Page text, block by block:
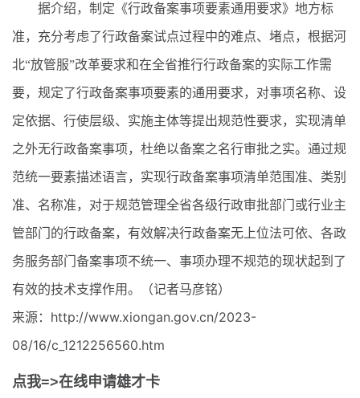
据介绍，制定《行政备案事项要素通用要求》地方标
准，充分考虑了行政备案试点过程中的难点、堵点，根据河
北“放管服”改革要求和在全省推行行政备案的实际工作需
要，规定了行政备案事项要素的通用要求，对事项名称、设
定依据、行使层级、实施主体等提出规范性要求，实现清单
之外无行政备案事项，杜绝以备案之名行审批之实。通过规
范统一要素描述语言，实现行政备案事项清单范围准、类别
准、名称准，对于规范管理全省各级行政审批部门或行业主
管部门的行政备案，有效解决行政备案无上位法可依、各政
务服务部门备案事项不统一、事项办理不规范的现状起到了
有效的技术支撑作用。（记者马彦铭）
来源：http://www.xiongan.gov.cn/2023-
08/16/c_1212256560.htm
点我=>在线申请雄才卡